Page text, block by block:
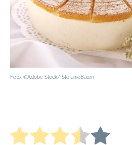
Foto: ©Adobe Stock/ StefanieBaum